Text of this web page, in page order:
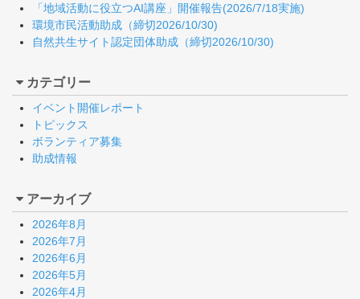
「地域活動に役立つAI講座」開催報告(2026/7/18実施)
環境市民活動助成（締切2026/10/30)
自然共生サイト認定団体助成（締切2026/10/30)
カテゴリー
イベント開催レポート
トピックス
ボランティア募集
助成情報
アーカイブ
2026年8月
2026年7月
2026年6月
2026年5月
2026年4月